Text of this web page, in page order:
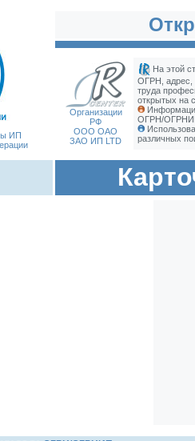
ИП
Организации
РФ
ООО ОАО
ЗАО ИП LTD
На этой
ОГРН, адрес,
труда
открытых на
ОГРН/ОГРНИП
различных